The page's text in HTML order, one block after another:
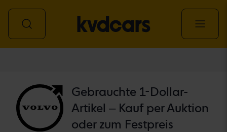
Gebrauchte 1-Dollar-
Artikel – Kauf per Auktion
oder zum Festpreis